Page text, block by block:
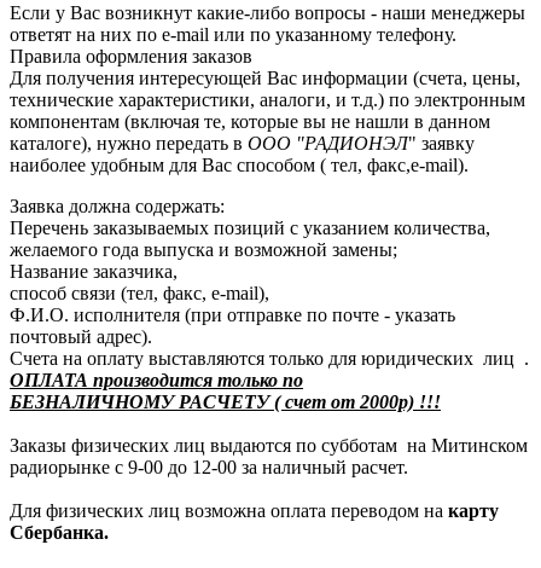
Если у Вас возникнут какие-либо вопросы - наши менеджеры
ответят на них по e-mail или по указанному телефону.
Правила оформления заказов
Для получения интересующей Вас информации (счета, цены,
технические характеристики, аналоги, и т.д.) по электронным
компонентам (включая те, которые вы не нашли в данном
каталоге), нужно передать в ООО "РАДИОНЭЛ" заявку
наиболее удобным для Вас способом ( тел, факс,e-mail).
Заявка должна содержать:
Перечень заказываемых позиций с указанием количества,
желаемого года выпуска и возможной замены;
Название заказчика,
способ связи (тел, факс, e-mail),
Ф.И.О. исполнителя (при отправке по почте - указать
почтовый адрес).
Счета на оплату выставляются только для юридических лиц .
ОПЛАТА производится только по
БЕЗНАЛИЧНОМУ РАСЧЕТУ ( счет от 2000р) !!!
Заказы физических лиц выдаются по субботам на Митинском
радиорынке с 9-00 до 12-00 за наличный расчет.
Для физических лиц возможна оплата переводом на карту
Сбербанка.